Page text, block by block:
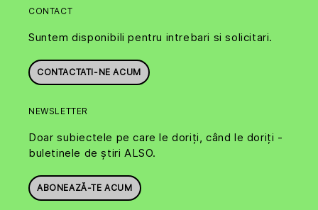
CONTACT
Suntem disponibili pentru intrebari si solicitari.
CONTACTATI-NE ACUM
NEWSLETTER
Doar subiectele pe care le doriți, când le doriți -
buletinele de știri ALSO.
ABONEAZĂ-TE ACUM